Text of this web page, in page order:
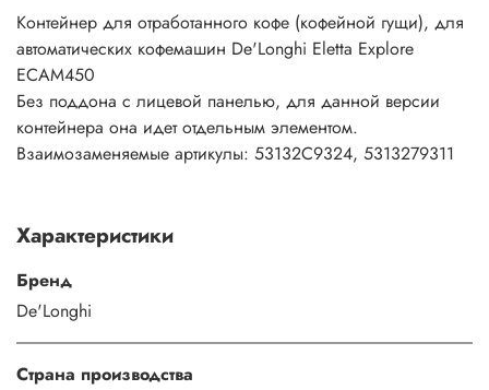
Контейнер для отработанного кофе (кофейной гущи), для
автоматических кофемашин De'Longhi Eletta Explore
ECAM450
Без поддона с лицевой панелью, для данной версии
контейнера она идет отдельным элементом.
Взаимозаменяемые артикулы: 53132C9324, 5313279311
Характеристики
Бренд
De'Longhi
Страна производства